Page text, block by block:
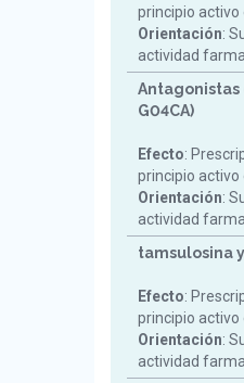
principio activo
Orientación:
actividad
G04CA)
Efecto:
principio activo
Orientación:
actividad
tamsulosina
Efecto:
principio activo
Orientación:
actividad